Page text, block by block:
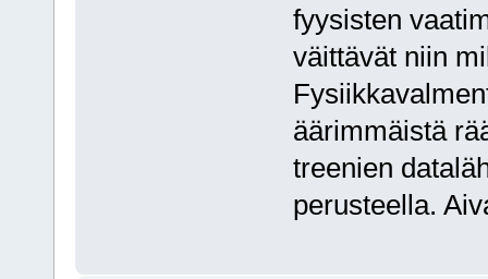
fyysisten
väittävät niin
äärimmäistä
treenien
perusteella.